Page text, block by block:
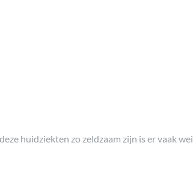
huidziekten zo zeldzaam zijn is er